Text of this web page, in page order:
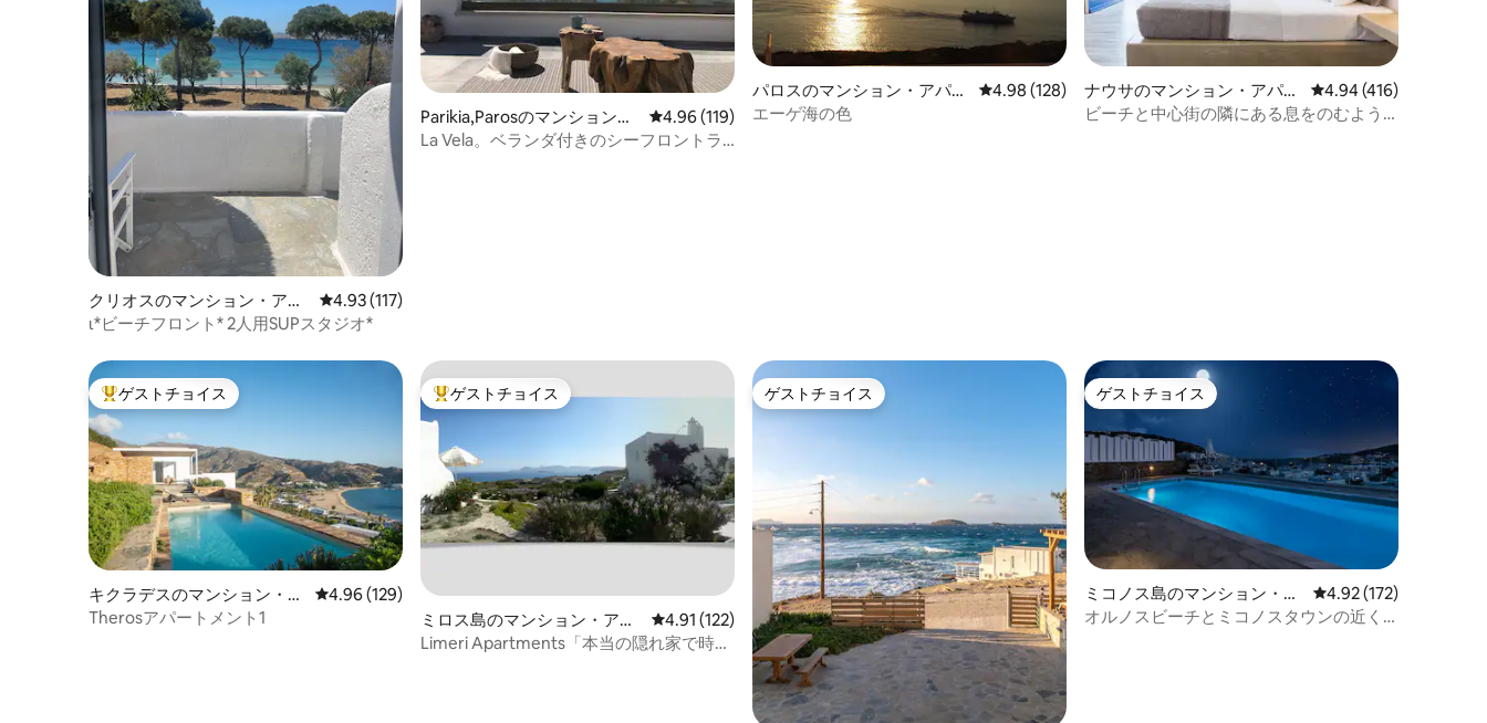
クリオスのマンション・アパ
ート
レビュー117件、5つ星中4.93つ星の平均評価
4.93 (117)
ι*ビーチフロント* 2人用SUPスタジオ*
Parikia,Parosのマンション・
アパート
レビュー119件、5つ星中4.96つ星の平均評価
4.96 (119)
La Vela。ベランダ付きのシーフロントラ
パロスのマンション・アパー
ト
レビュー128件、5つ星中4.98つ星の平均評価
4.98 (128)
エーゲ海の色
ナウサのマンション・アパー
ト
レビュー416件、5つ
4.94 (416)
ビーチと中心街の隣にある息をのむよう
大好評のゲストチョイスです。
ゲストチョイス
キクラデスのマンション・ア
パート
レビュー129件、5つ星中4.96つ星の平均評価
4.96 (129)
Therosアパートメント1
大好評のゲストチョイスです。
ゲストチョイス
ミロス島のマンション・アパ
ート
レビュー122件、5つ星中4.91つ星の平均評価
4.91 (122)
Limeri Apartments「本当の隠れ家で時間
ゲストチョイス
ゲストチョイス ゲストチョイス
ゲストチョイス
ミコノス島のマンション・ア
パート
レビュー172件、5つ
4.92 (172)
オルノスビーチとミコノスタウンの近く